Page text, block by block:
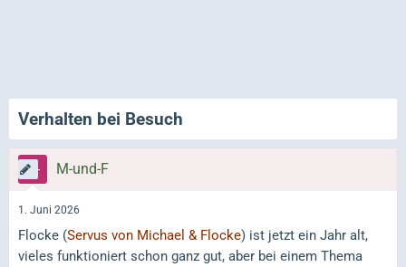
Verhalten bei Besuch
M-und-F
1. Juni 2026
Flocke (Servus von Michael & Flocke) ist jetzt ein Jahr alt,
vieles funktioniert schon ganz gut, aber bei einem Thema